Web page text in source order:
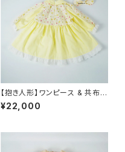
【抱き人形】ワンピース & 共布リ
ボン(イエローフラワー)
¥22,000